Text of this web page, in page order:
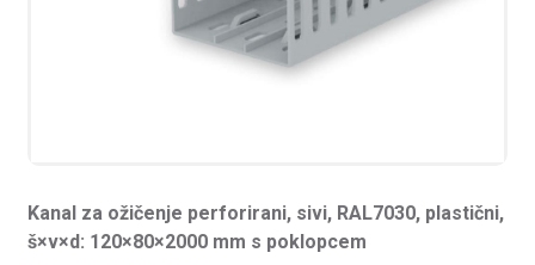
Kanal za ožičenje perforirani, sivi, RAL7030, plastični,
š×v×d: 120×80×2000 mm s poklopcem